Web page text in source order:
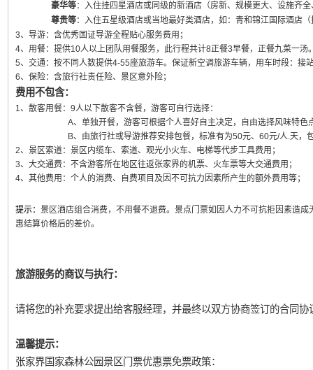
豪华等：入住挂四星酒店或同级的新酒店（房新、规模更大、设施齐
尊贵等：入住五星级酒店或当地最好类酒店，如：青和锦江国际酒店
3、导游：含优秀国证导游全程贴心服务费用；
4、用餐：提供10人以上团队用餐服务，此行程共计8正餐3早餐，正餐九菜一汤
5、交通：按不同人数提供4-55座旅游车。保证新空调旅游车辆，用车时段：接
6、保险：含旅行社责任险、景区意外险；
费用不包含：
1、散客用餐：9人以下散客不含餐，游客可自行选择：
A、单独开餐，游客可根据个人喜好自主决定，自由选择风味特色
B、由旅行社或导游推荐安排包餐，标准有为50元、60元/人.天，包
2、景区索道：景区内缆车、索道、观光小火车、电梯等代步工具费用；
3、大交通费：不含游客所在地区往返张家界的机票、火车票等大交通费用；
4、其他费用：个人的消费、自费项目及因不可抗力因素所产生的额外费用等；
提示： 景区酒店组合消费，不用餐不退费。景点门票如因人力不可抗拒因素造
惠结算价格后的差价。
旅游服务的商议与执行：
请将您的补充要求提出给客服经理，并最终以双方协商签订的合同协
温馨提示：
张家界国家森林公园景区门票优惠票免票政策：